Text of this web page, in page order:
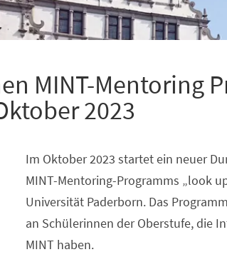
MINT-Mentoring
2023
Im Oktober 2023 startet ein neuer
MINT-Mentoring-Programms „look
Universität Paderborn. Das
an Schülerinnen der Oberstufe, die
MINT haben.